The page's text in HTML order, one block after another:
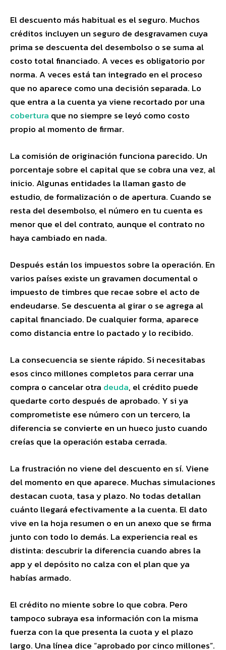
El descuento más habitual es el seguro. Muchos
créditos incluyen un seguro de desgravamen cuya
prima se descuenta del desembolso o se suma al
costo total financiado. A veces es obligatorio por
norma. A veces está tan integrado en el proceso
que no aparece como una decisión separada. Lo
que entra a la cuenta ya viene recortado por una
cobertura que no siempre se leyó como costo
propio al momento de firmar.
La comisión de originación funciona parecido. Un
porcentaje sobre el capital que se cobra una vez, al
inicio. Algunas entidades la llaman gasto de
estudio, de formalización o de apertura. Cuando se
resta del desembolso, el número en tu cuenta es
menor que el del contrato, aunque el contrato no
haya cambiado en nada.
Después están los impuestos sobre la operación. En
varios países existe un gravamen documental o
impuesto de timbres que recae sobre el acto de
endeudarse. Se descuenta al girar o se agrega al
capital financiado. De cualquier forma, aparece
como distancia entre lo pactado y lo recibido.
La consecuencia se siente rápido. Si necesitabas
esos cinco millones completos para cerrar una
compra o cancelar otra deuda, el crédito puede
quedarte corto después de aprobado. Y si ya
comprometiste ese número con un tercero, la
diferencia se convierte en un hueco justo cuando
creías que la operación estaba cerrada.
La frustración no viene del descuento en sí. Viene
del momento en que aparece. Muchas simulaciones
destacan cuota, tasa y plazo. No todas detallan
cuánto llegará efectivamente a la cuenta. El dato
vive en la hoja resumen o en un anexo que se firma
junto con todo lo demás. La experiencia real es
distinta: descubrir la diferencia cuando abres la
app y el depósito no calza con el plan que ya
habías armado.
El crédito no miente sobre lo que cobra. Pero
tampoco subraya esa información con la misma
fuerza con la que presenta la cuota y el plazo
largo. Una línea dice “aprobado por cinco millones”.